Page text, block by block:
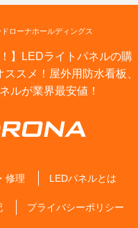
ローナホールディングス
】LEDライトパネルの購
スメ！屋外用防水看板、
ルが業界最安値！
修理 LEDパネルとは
プライバシーポリシー